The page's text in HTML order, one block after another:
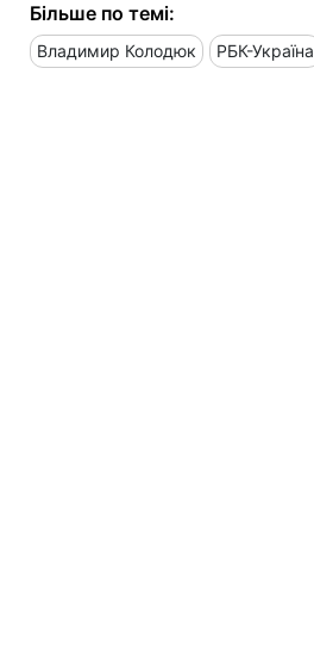
Більше по темі:
Владимир Колодюк РБК-Україна